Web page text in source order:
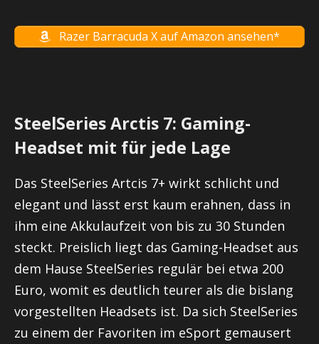
Razer Barracuda X auf Amazon ansehen*
SteelSeries Arctis 7: Gaming-
Headset mit für jede Lage
Das SteelSeries Artcis 7+ wirkt schlicht und
elegant und lässt erst kaum erahnen, dass in
ihm eine Akkulaufzeit von bis zu 30 Stunden
steckt. Preislich liegt das Gaming-Headset aus
dem Hause SteelSeries regulär bei etwa 200
Euro, womit es deutlich teurer als die bislang
vorgestellten Headsets ist. Da sich SteelSeries
zu einem der Favoriten im eSport gemausert